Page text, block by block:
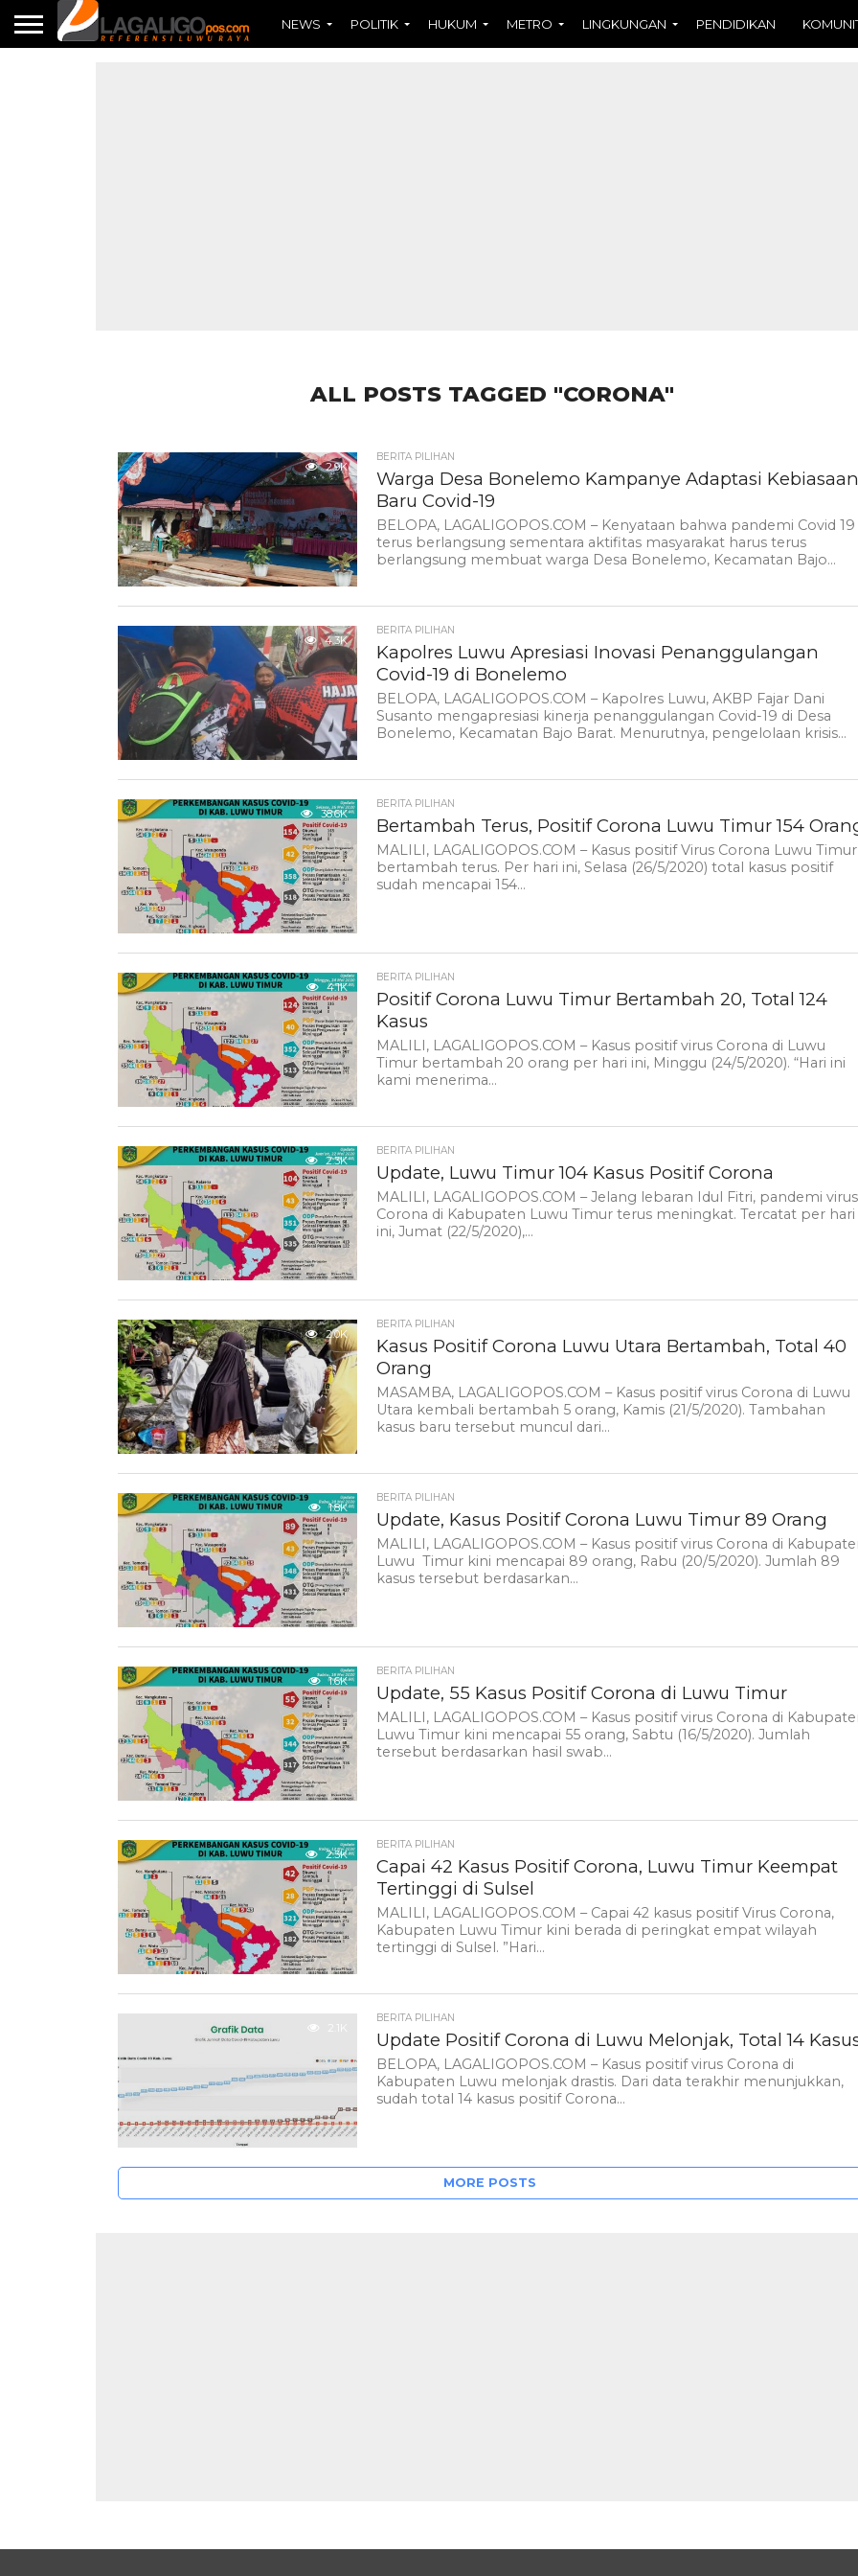
NEWS POLITIK HUKUM METRO LINGKUNGAN PENDIDIKAN
ALL POSTS TAGGED "CORONA"
2.9K
BERITA PILIHAN
Warga Desa Bonelemo Kampanye Adaptasi
Baru Covid-19
BELOPA, LAGALIGOPOS.COM – Kenyataan bahwa pandemi Covid 19
terus berlangsung sementara aktifitas masyarakat harus terus
berlangsung membuat warga Desa Bonelemo, Kecamatan Bajo...
4.3K
BERITA PILIHAN
Kapolres Luwu Apresiasi Inovasi Penanggulangan
Covid-19 di Bonelemo
BELOPA, LAGALIGOPOS.COM – Kapolres Luwu, AKBP Fajar Dani
Susanto mengapresiasi kinerja penanggulangan Covid-19 di Desa
Bonelemo, Kecamatan Bajo Barat. Menurutnya, pengelolaan krisis...
38.6K
BERITA PILIHAN
Bertambah Terus, Positif Corona Luwu Timur 154
MALILI, LAGALIGOPOS.COM – Kasus positif Virus Corona Luwu Timur
bertambah terus. Per hari ini, Selasa (26/5/2020) total kasus positif
sudah mencapai 154...
4.1K
BERITA PILIHAN
Positif Corona Luwu Timur Bertambah 20, Total 124
Kasus
MALILI, LAGALIGOPOS.COM – Kasus positif virus Corona di Luwu
Timur bertambah 20 orang per hari ini, Minggu (24/5/2020). “Hari ini
kami menerima...
2.3K
BERITA PILIHAN
Update, Luwu Timur 104 Kasus Positif Corona
MALILI, LAGALIGOPOS.COM – Jelang lebaran Idul Fitri, pandemi virus
Corona di Kabupaten Luwu Timur terus meningkat. Tercatat per hari
ini, Jumat (22/5/2020),...
2.0K
BERITA PILIHAN
Kasus Positif Corona Luwu Utara Bertambah, Total 40
Orang
MASAMBA, LAGALIGOPOS.COM – Kasus positif virus Corona di Luwu
Utara kembali bertambah 5 orang, Kamis (21/5/2020). Tambahan
kasus baru tersebut muncul dari...
1.8K
BERITA PILIHAN
Update, Kasus Positif Corona Luwu Timur 89 Orang
MALILI, LAGALIGOPOS.COM – Kasus positif virus Corona di
Luwu Timur kini mencapai 89 orang, Rabu (20/5/2020). Jumlah 89
kasus tersebut berdasarkan...
1.6K
BERITA PILIHAN
Update, 55 Kasus Positif Corona di Luwu Timur
MALILI, LAGALIGOPOS.COM – Kasus positif virus Corona di
Luwu Timur kini mencapai 55 orang, Sabtu (16/5/2020). Jumlah
tersebut berdasarkan hasil swab...
2.3K
BERITA PILIHAN
Capai 42 Kasus Positif Corona, Luwu Timur Keempat
Tertinggi di Sulsel
MALILI, LAGALIGOPOS.COM – Capai 42 kasus positif Virus Corona,
Kabupaten Luwu Timur kini berada di peringkat empat wilayah
tertinggi di Sulsel. ”Hari...
2.1K
BERITA PILIHAN
Update Positif Corona di Luwu Melonjak, Total 14
BELOPA, LAGALIGOPOS.COM – Kasus positif virus Corona di
Kabupaten Luwu melonjak drastis. Dari data terakhir menunjukkan,
sudah total 14 kasus positif Corona...
MORE POSTS